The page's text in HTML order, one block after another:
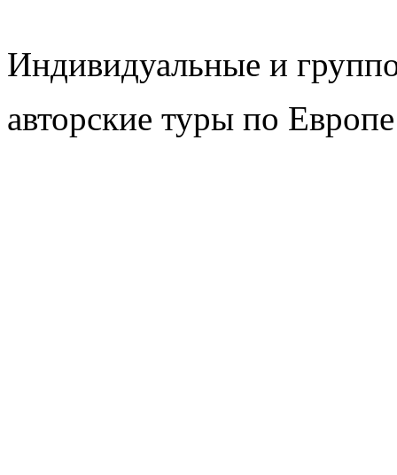
Индивидуальные и
авторские туры по